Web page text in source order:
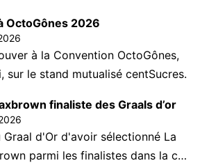
OctoGônes 2026
à la Convention OctoGônes,
sur le stand mutualisé centSucres.
finaliste des Graals d’or
Graal d'Or d'avoir sélectionné La
parmi les finalistes dans la c…